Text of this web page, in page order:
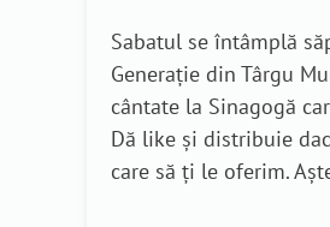
Sabatul se întâmplă
Generație din Târgu
cântate la Sinagogă
Dă like și distribuie
care să ți le oferim.